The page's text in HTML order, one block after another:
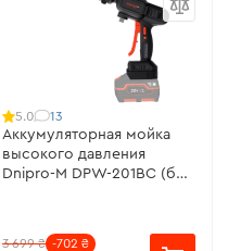
5.0 13
Аккумуляторная мойка
высокого давления
Dnipro-M DPW-201BC (без
3 699 ₴ -702 ₴